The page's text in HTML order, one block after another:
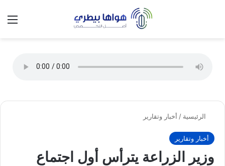
الوضع
الرئيسية / أخبار وتقارير
أخبار وتقارير
وزير الزراعة يترأس أول اجتماع